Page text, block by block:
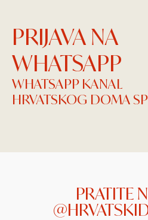
PRIJAVA NA
WHATSAPP
WHATSAPP KANAL
HRVATSKOG DOMA
PRATITE